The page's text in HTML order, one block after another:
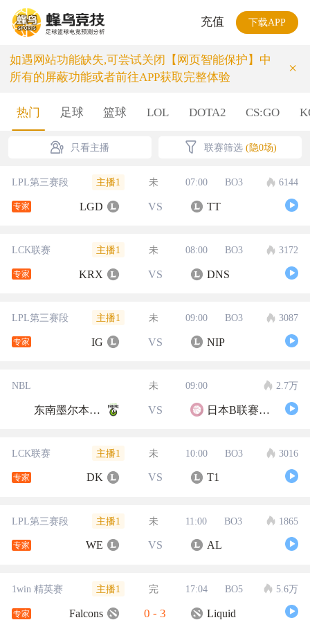
充值 下载APP
如遇网站功能缺失,可尝试关闭【网页智能保护】中
所有的屏蔽功能或者前往APP获取完整体验
×
热门 足球 篮球 LOL DOTA2 CS:GO
只看主播 联赛筛选 (隐0场)
LPL第三赛段 主播1 未 07:00 BO3 6144
专家 LGD VS TT
LCK联赛 主播1 未 08:00 BO3 3172
专家 KRX VS DNS
LPL第三赛段 主播1 未 09:00 BO3 3087
专家 IG VS NIP
NBL 未 09:00 2.7万
东南墨尔本凤凰 VS 日本B联赛联队
LCK联赛 主播1 未 10:00 BO3 3016
专家 DK VS T1
LPL第三赛段 主播1 未 11:00 BO3 1865
专家 WE VS AL
1win 精英赛 主播1 完 17:04 BO5 5.6万
专家 Falcons 0 - 3 Liquid